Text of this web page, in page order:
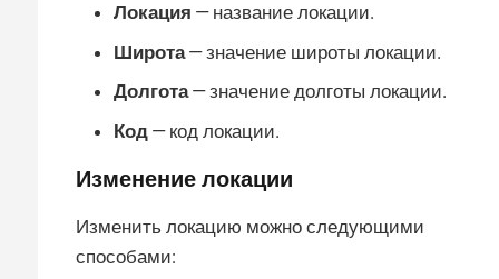
Локация — название локации.
Широта— значение широты локации.
Долгота— значение долготы локации.
Код — код локации.
Изменение локации
Изменить локацию можно следующими
способами: